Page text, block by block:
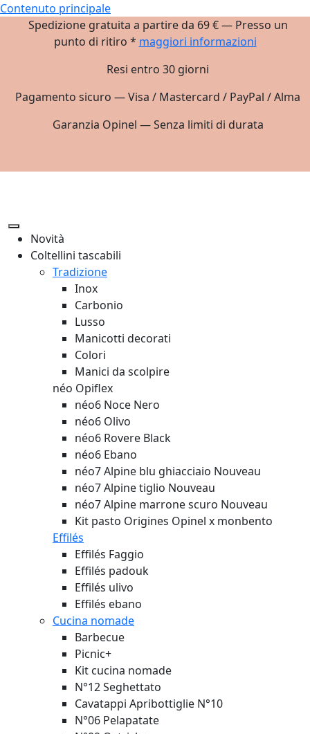
Contenuto principale
Spedizione gratuita a partire da 69 € — Presso un
punto di ritiro * maggiori informazioni
Resi entro 30 giorni
Pagamento sicuro — Visa / Mastercard / PayPal / Alma
Garanzia Opinel — Senza limiti di durata
Novità
Coltellini tascabili
Tradizione
Inox
Carbonio
Lusso
Manicotti decorati
Colori
Manici da scolpire
néo Opiflex
néo6 Noce Nero
néo6 Olivo
néo6 Rovere Black
néo6 Ebano
néo7 Alpine blu ghiacciaio Nouveau
néo7 Alpine tiglio Nouveau
néo7 Alpine marrone scuro Nouveau
Kit pasto Origines Opinel x monbento
Effilés
Effilés Faggio
Effilés padouk
Effilés ulivo
Effilés ebano
Cucina nomade
Barbecue
Picnic+
Kit cucina nomade
N°12 Seghettato
Cavatappi Apribottiglie N°10
N°06 Pelapatate